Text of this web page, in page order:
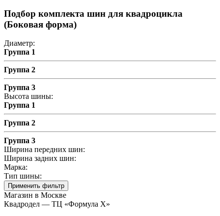
Подбор комплекта шин для квадроцикла
(Боковая форма)
Диаметр:
Группа 1
Группа 2
Группа 3
Высота шины:
Группа 1
Группа 2
Группа 3
Ширина передних шин:
Ширина задних шин:
Марка:
Тип шины:
Применить фильтр
Магазин в Москве
Квадродел — ТЦ «Формула Х»